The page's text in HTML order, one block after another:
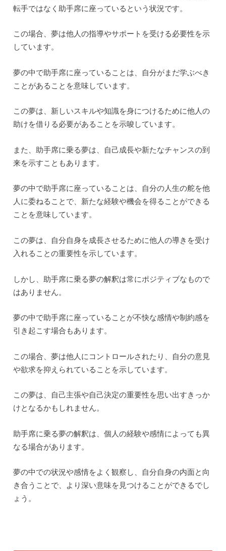
転手ではなく助手席に座っているという状況です。
この場合、夢は他人の指導やサポートを受ける必要性を示
しています。
夢の中で助手席に座っていることは、自分がまだ学ぶべき
ことがあることを意味しています。
この夢は、新しいスキルや知識を身につけるために他人の
助けを借りる必要があることを示唆しています。
また、助手席に乗る夢は、自己成長や新たなチャンスの到
来を示すこともあります。
夢の中で助手席に座っていることは、自分の人生の舵を他
人に委ねることで、新たな経験や機会を得ることができる
ことを意味しています。
この夢は、自分自身を成長させるために他人の導きを受け
入れることの重要性を示しています。
しかし、助手席に乗る夢の解釈は常にポジティブなもので
はありません。
夢の中で助手席に座っていることが不快な感情や制約感を
引き起こす場合もあります。
この場合、夢は他人にコントロールされたり、自分の意見
や欲求を抑えられていることを示しています。
この夢は、自己主張や自己決定の重要性を思い出すきっか
けとなるかもしれません。
助手席に乗る夢の解釈は、個人の経験や感情によっても異
なる場合があります。
夢の中での状況や感情をよく観察し、自分自身の内面と向
き合うことで、より深い意味を見つけることができるでし
ょう。